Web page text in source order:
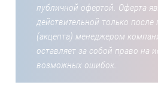
публичной офертой. Оферта
действительной только
(акцепта) менеджером
оставляет за собой право на
возможных ошибок.